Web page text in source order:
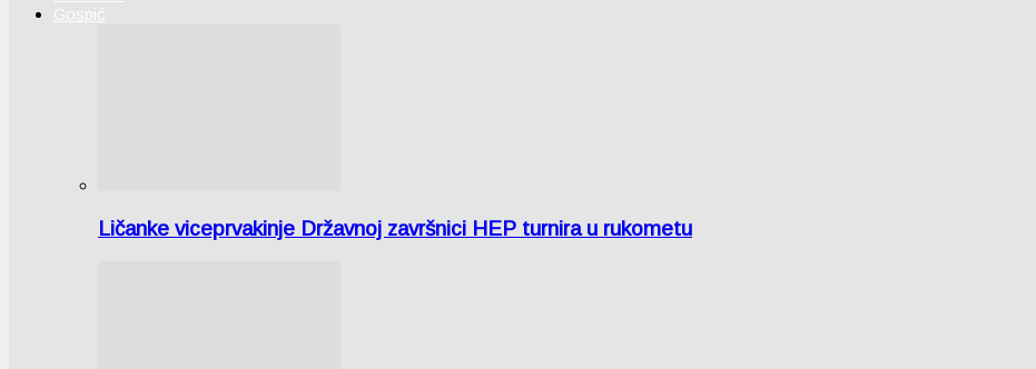
Gospić
Ličanke viceprvakinje Državnoj završnici HEP turnira u rukometu